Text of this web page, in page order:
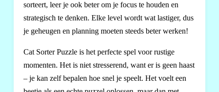
sorteert, leer je ook beter om je focus te houden en
strategisch te denken. Elke level wordt wat lastiger, dus
je geheugen en planning moeten steeds beter werken!
Cat Sorter Puzzle is het perfecte spel voor rustige
momenten. Het is niet stresserend, want er is geen haast
– je kan zelf bepalen hoe snel je speelt. Het voelt een